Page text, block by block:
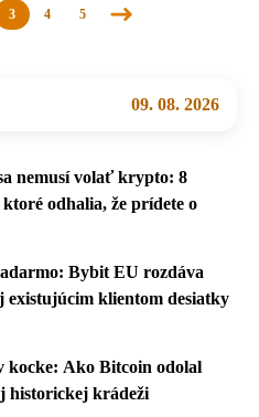
3 4 5
Nasledujúca
09. 08. 2026
nemusí volať krypto: 8
ktoré odhalia, že prídete o
Bybit EU rozdáva
existujúcim klientom desiatky
kocke: Ako Bitcoin odolal
historickej krádeži